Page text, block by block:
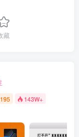
藏
195 143W+